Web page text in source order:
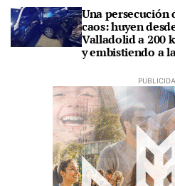
Una persecución
caos: huyen
Valladolid a 200
y embistiendo a